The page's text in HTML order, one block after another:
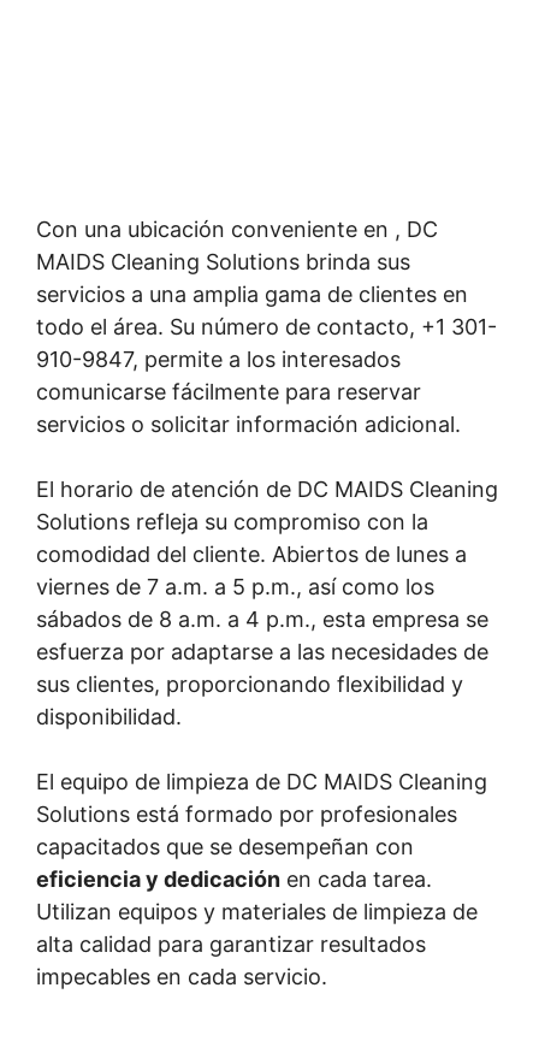
Con una ubicación conveniente en , DC
MAIDS Cleaning Solutions brinda sus
servicios a una amplia gama de clientes en
todo el área. Su número de contacto, +1 301-
910-9847, permite a los interesados
comunicarse fácilmente para reservar
servicios o solicitar información adicional.
El horario de atención de DC MAIDS Cleaning
Solutions refleja su compromiso con la
comodidad del cliente. Abiertos de lunes a
viernes de 7 a.m. a 5 p.m., así como los
sábados de 8 a.m. a 4 p.m., esta empresa se
esfuerza por adaptarse a las necesidades de
sus clientes, proporcionando flexibilidad y
disponibilidad.
El equipo de limpieza de DC MAIDS Cleaning
Solutions está formado por profesionales
capacitados que se desempeñan con
eficiencia y dedicación en cada tarea.
Utilizan equipos y materiales de limpieza de
alta calidad para garantizar resultados
impecables en cada servicio.